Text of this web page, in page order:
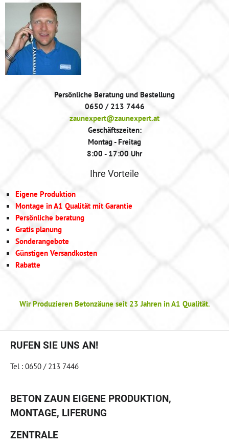
Persönliche Beratung und Bestellung
0650 / 213 7446
zaunexpert@zaunexpert.at
Geschäftszeiten:
Montag - Freitag
8:00 - 17:00 Uhr
Ihre Vorteile
Eigene Produktion
Montage in A1 Qualität mit Garantie
Persönliche beratung
Gratis planung
Sonderangebote
Günstigen Versandkosten
Rabatte
Wir Produzieren Betonzäune seit 23 Jahren in A1 Qualität.
RUFEN SIE UNS AN!
Tel : 0650 / 213 7446
BETON ZAUN EIGENE PRODUKTION,
MONTAGE, LIFERUNG
ZENTRALE